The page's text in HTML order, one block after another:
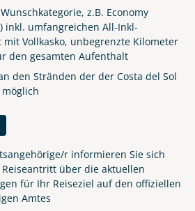
z.B. Economy
inkl. umfangreichen All-Inkl-
mit Vollkasko, unbegrenzte Kilometer
den gesamten Aufenthalt
den Stränden der der Costa del Sol
r informieren Sie sich
über die aktuellen
für Ihr Reiseziel auf den offiziellen
Amtes